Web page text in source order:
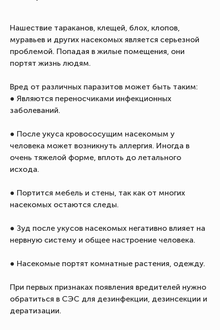
Нашествие тараканов, клещей, блох, клопов,
муравьев и других насекомых является серьезной
проблемой. Попадая в жилые помещения, они
портят жизнь людям.
Вред от различных паразитов может быть таким:
● Являются переносчиками инфекционных
заболеваний.
● После укуса кровососущим насекомым у
человека может возникнуть аллергия. Иногда в
очень тяжелой форме, вплоть до летального
исхода.
● Портится мебель и стены, так как от многих
насекомых остаются следы.
● Зуд после укусов насекомых негативно влияет на
нервную систему и общее настроение человека.
● Насекомые портят комнатные растения, одежду.
При первых признаках появления вредителей нужно
обратиться в СЭС для дезинфекции, дезинсекции и
дератизации.